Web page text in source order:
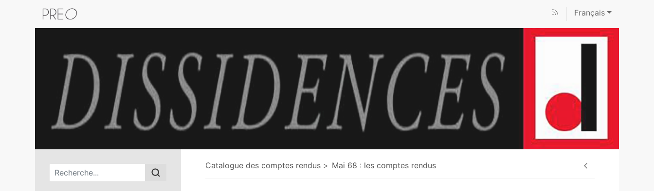
Français
Menu principal Catalogue des comptes rendus Mai 68 : les comptes rendus